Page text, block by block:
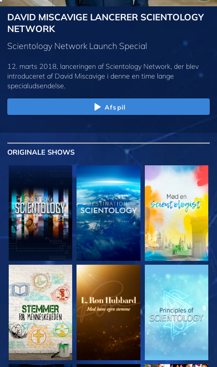
DAVID MISCAVIGE LANCERER SCIENTOLOGY
NETWORK
Scientology Network Launch Special
12. marts 2018, lanceringen af Scientology Network, der blev
introduceret af David Miscavige i denne en time lange
specialudsendelse.
Afspil
ORIGINALE SHOWS
UDFORSK SERIEN UDFORSK SERIEN UDFORSK SERIEN